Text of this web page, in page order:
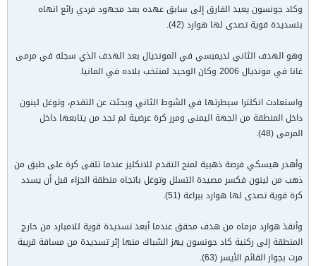
وكاد جونسون يعيد الفارق إلى سابق عهده بعد مجهود فردي رائع انهاه
بتسديدة قوية تصدى لها هوارد (42).
وهو الهدف الثاني لديمبسي في المونديال بعد الهدف الذي سجله في مرمى
غانا في مونديال 2006 وكان الوحيد لمنتخب بلاده في المانيا.
واستعادت انكلترا سيطرتها في الشوط الثاني وبحثت عن التقدم، وتوغل لينون
داخل المنطقة من الجهة اليمنى ومرر كرة عرضية لم تجد من يتابعها داخل
المرمى (48).
وأهدر هيسكي فرصة ذهبية لمنح التقدم للانكليز عندما تلقى كرة على طبق من
ذهب من لينون فكسر مصيدة التسلل وتوغل باتجاه منطقة الجزاء قبل أن يسدد
كرة قوية تصدى لها هوارد ببراعة (51).
وأنقذ هوارد مرماه من هدف محقق عندما أبعد تسديدة قوية للامبارد من خارج
المنطقة إلى ركنية كاد جونسون يهز الشباك منها إثر تسديدة من مسافة قريبة
مرت بجوار القائم الأيسر (63).